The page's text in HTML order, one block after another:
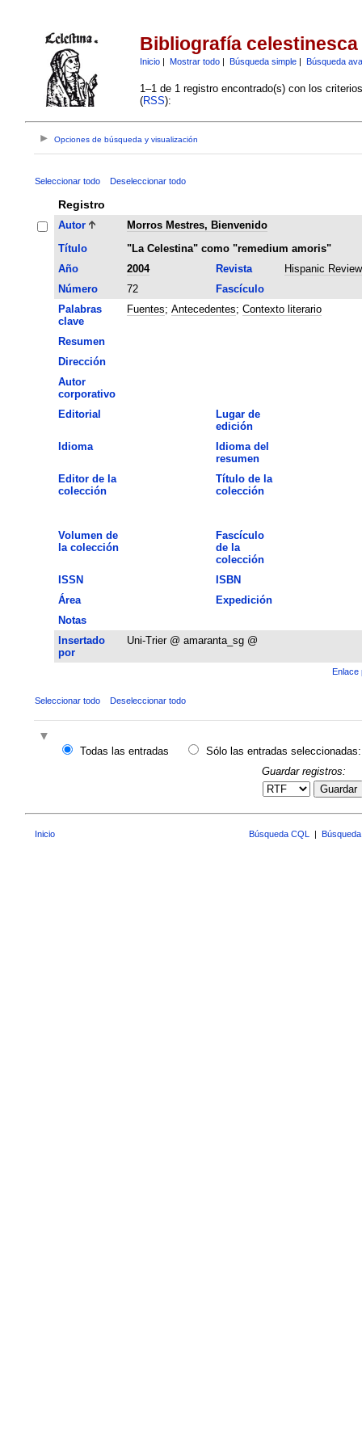
Bibliografía celestinesca
Inicio| Mostrar todo| Búsqueda simple| Búsqueda
1–1 de 1 registro encontrado(s) con los
(RSS):
Opciones de búsqueda y visualización
Seleccionar todo Deseleccionar todo
Registro
Autor
Morros Mestres, Bienvenido
Título
"La Celestina" como "remedium amoris"
Año
2004 Revista
Hispanic Review
Número
72
Fascículo
Palabras
clave
Fuentes; Antecedentes; Contexto literario
Resumen
Dirección
Autor
corporativo
Editorial
Lugar de
edición
Idioma
Idioma del
resumen
Editor de la
colección
Título de la
colección
Volumen de
la colección
Fascículo
de la
colección
ISSN
ISBN
Área
Expedición
Notas
Insertado
por
Uni-Trier @ amaranta_sg @
Enlace
Seleccionar todo Deseleccionar todo
Todas las entradas
Sólo las entradas seleccionadas:
Guardar registros:
Guardar
Inicio Búsqueda CQL